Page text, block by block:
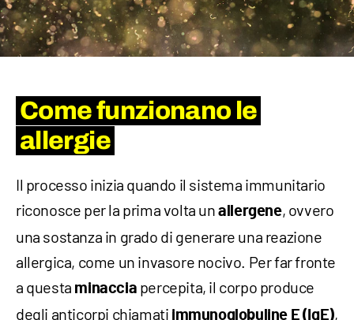
Come funzionano le
allergie
Il processo inizia quando il sistema immunitario
riconosce per la prima volta unallergene, ovvero
una sostanza in grado di generare una reazione
allergica, come un invasore nocivo. Per far fronte
a questa minaccia percepita, il corpo produce
degli anticorpi chiamati immunoglobuline E (IgE),